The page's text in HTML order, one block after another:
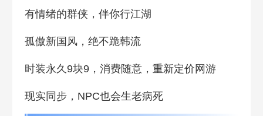
有情绪的群侠，伴你行江湖
孤傲新国风，绝不跪韩流
时装永久9块9，消费随意，重新定价网游
现实同步，NPC也会生老病死